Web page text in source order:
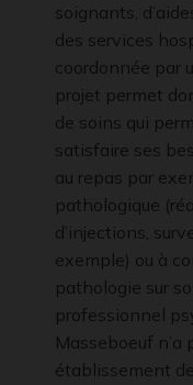
soignants,
des services
coordonnée par
projet permet
de soins qui
satisfaire ses
au repas par
pathologique
d’injections,
exemple) ou à
pathologie sur
professionnel
Masseboeuf n’a
établissement